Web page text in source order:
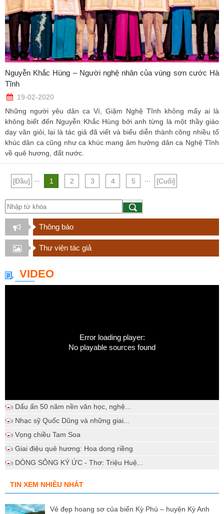
Nguyễn Khắc Hùng – Người nghệ nhân của vùng sơn cước Hà
Tĩnh
19-02-2020
Những người yêu dân ca Ví, Giặm Nghệ Tĩnh không mấy ai là
không biết đến Nguyễn Khắc Hùng bởi anh từng là một thầy giáo
dạy văn giỏi, lại là tác giả đã viết và biểu diễn thành công nhiều tổ
khúc dân ca cũng như ca khúc mang âm hưởng dân ca Nghệ Tĩnh
về quê hương, đất nước.
[Đầu] 1 2 3 4 5 [Cuối]
Thông báo
Thư viện tác giả
VIDEO
Error loading player:
No playable sources found
Dấu ấn 50 năm nền văn học, nghệ...
Nhạc sỹ Quốc Dũng và những giai...
Vọng chiều Tam Soa
Giai điệu quê hương: Hoa dong riềng
DÒNG SÔNG KÝ ỨC - Thơ: Triệu Huệ...
TIN XEM NHIỀU NHẤT
Vẻ đẹp hoang sơ của biển Kỳ Phú – huyện Kỳ Anh